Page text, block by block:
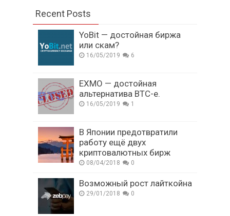
Recent Posts
YoBit — достойная биржа
или скам?
16/05/2019 6
EXMO — достойная
альтернатива BTC-e.
16/05/2019 1
В Японии предотвратили
работу ещё двух
криптовалютных бирж
08/04/2018 0
Возможный рост лайткойна
29/01/2018 0